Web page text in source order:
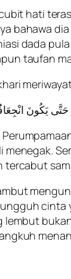
hati
bahawa
dada
taufan
menegak.
tercabut
cinta
lembut